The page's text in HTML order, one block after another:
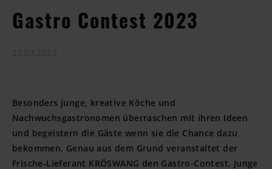
Gastro Contest 2023
23.03.2023
Besonders junge, kreative Köche und
Nachwuchsgastronomen überraschen mit ihren Ideen
und begeistern die Gäste wenn sie die Chance dazu
bekommen. Genau aus dem Grund veranstaltet der
Frische-Lieferant KRÖSWANG den Gastro-Contest. Junge